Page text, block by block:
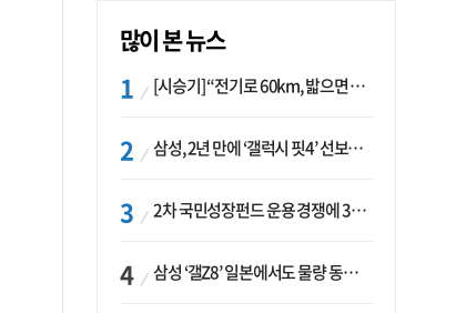
많이 본 뉴스
[시승기] “전기로 60km, 밟으면 462마력”…볼보 XC60 T8의 두 얼굴
삼성, 2년 만에 ‘갤럭시 핏4’ 선보이나…웨어러블 생태계 확장 ‘시동’
2차 국민성장펀드 운용 경쟁에 33개사 몰렸다…신한·하나 등 새 얼굴 대거 합류
삼성 ‘갤Z8’ 일본에서도 물량 동났다…애플 참전 앞두고 선두 수성 ‘시험대’